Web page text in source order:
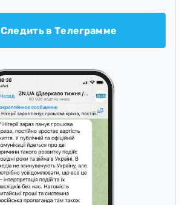
Следить в Телеграмме